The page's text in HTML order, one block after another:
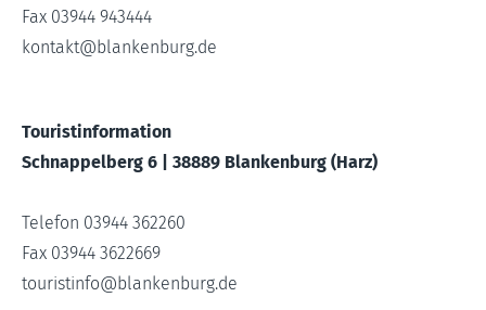
Fax 03944 943444
kontakt@blankenburg.de
Touristinformation
Schnappelberg 6 | 38889 Blankenburg (Harz)
Telefon 03944 362260
Fax 03944 3622669
touristinfo@blankenburg.de